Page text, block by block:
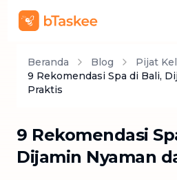
Beranda Blog
Pijat
9 Rekomendasi Spa di Bali,
Praktis
9 Rekomendasi
Dijamin Nyaman